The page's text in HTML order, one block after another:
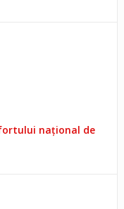
național de